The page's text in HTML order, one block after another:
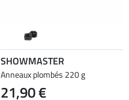
SHOWMASTER
Anneaux plombés 220 g
21,90 €